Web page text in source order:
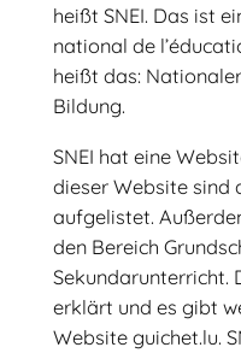
heißt SNEI. Das ist
national de
heißt das:
Bildung.
SNEI hat eine
dieser Website sind
aufgelistet.
den Bereich
Sekundarunterricht.
erklärt und es gibt
Website guichet.lu.